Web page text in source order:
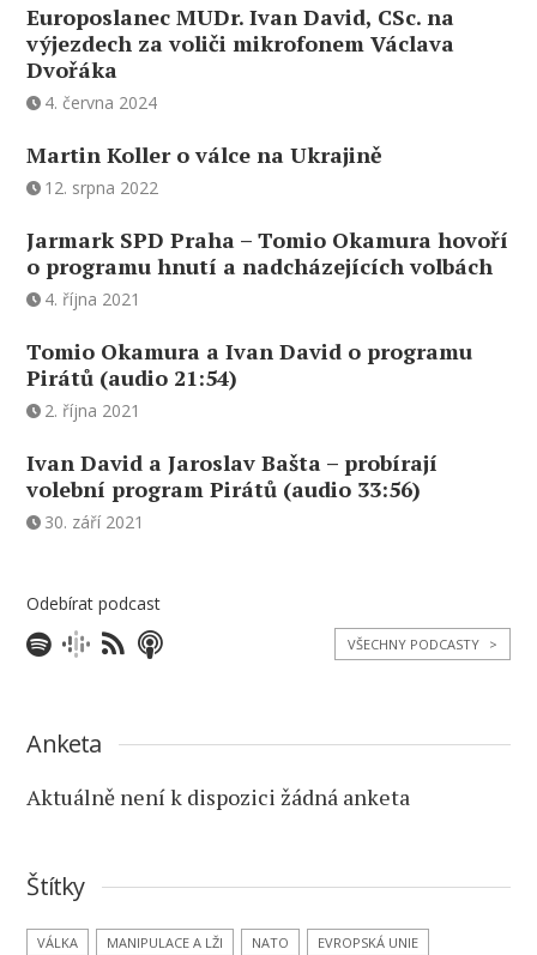
Europoslanec MUDr. Ivan David, CSc. na
výjezdech za voliči mikrofonem Václava
Dvořáka
4. června 2024
Martin Koller o válce na Ukrajině
12. srpna 2022
Jarmark SPD Praha – Tomio Okamura hovoří
o programu hnutí a nadcházejících volbách
4. října 2021
Tomio Okamura a Ivan David o programu
Pirátů (audio 21:54)
2. října 2021
Ivan David a Jaroslav Bašta – probírají
volební program Pirátů (audio 33:56)
30. září 2021
Odebírat podcast
VŠECHNY PODCASTY >
Anketa
Aktuálně není k dispozici žádná anketa
Štítky
VÁLKA MANIPULACE A LŽI NATO
EVROPSKÁ UNIE